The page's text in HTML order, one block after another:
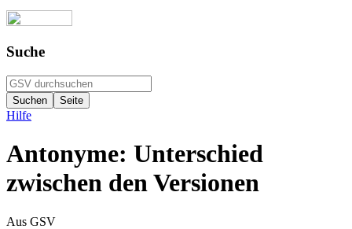
Suche
Hilfe
Antonyme: Unterschied
zwischen den Versionen
Aus GSV